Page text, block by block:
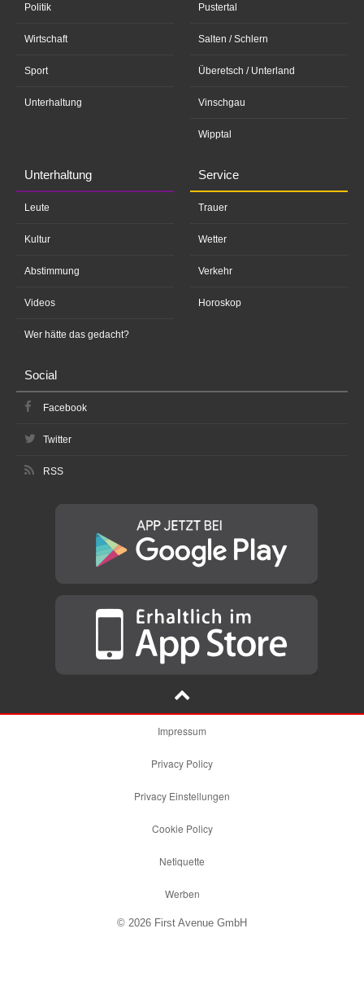
Politik
Wirtschaft
Sport
Unterhaltung
Pustertal
Salten / Schlern
Überetsch / Unterland
Vinschgau
Wipptal
Unterhaltung
Leute
Kultur
Abstimmung
Videos
Wer hätte das gedacht?
Service
Trauer
Wetter
Verkehr
Horoskop
Social
Facebook
Twitter
RSS
Impressum
Privacy Policy
Privacy Einstellungen
Cookie Policy
Netiquette
Werben
© 2026 First Avenue GmbH